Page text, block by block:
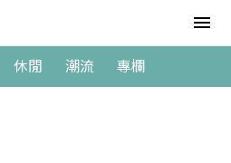
休閒 潮流 專欄